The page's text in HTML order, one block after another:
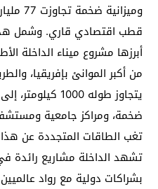
قطب اقتصادي قاري. وشمل
أبرزها مشروع ميناء الداخلة
من أكبر الموانئ بإفريقيا،
يتجاوز طوله
ضخمة، ومراكز جامعية
تغب الطاقات المتجددة عن
تشهد الداخلة مشاريع رائدة
بشراكات دولية مع رواد